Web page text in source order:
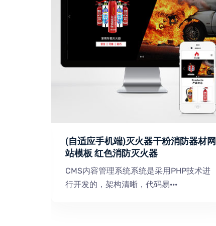
(自适应手机端)灭火器干粉消防器材网
站模板 红色消防灭火器
CMS内容管理系统系统是采用PHP技术进
行开发的，架构清晰，代码易···